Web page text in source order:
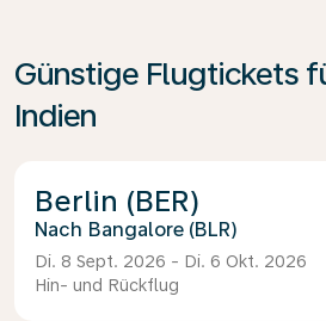
Günstige Flugtickets
Indien
Berlin (BER)
Bangalore (BLR)
Di. 8 Sept. 2026 - Di. 6 Okt. 2026
Hin- und Rückflug